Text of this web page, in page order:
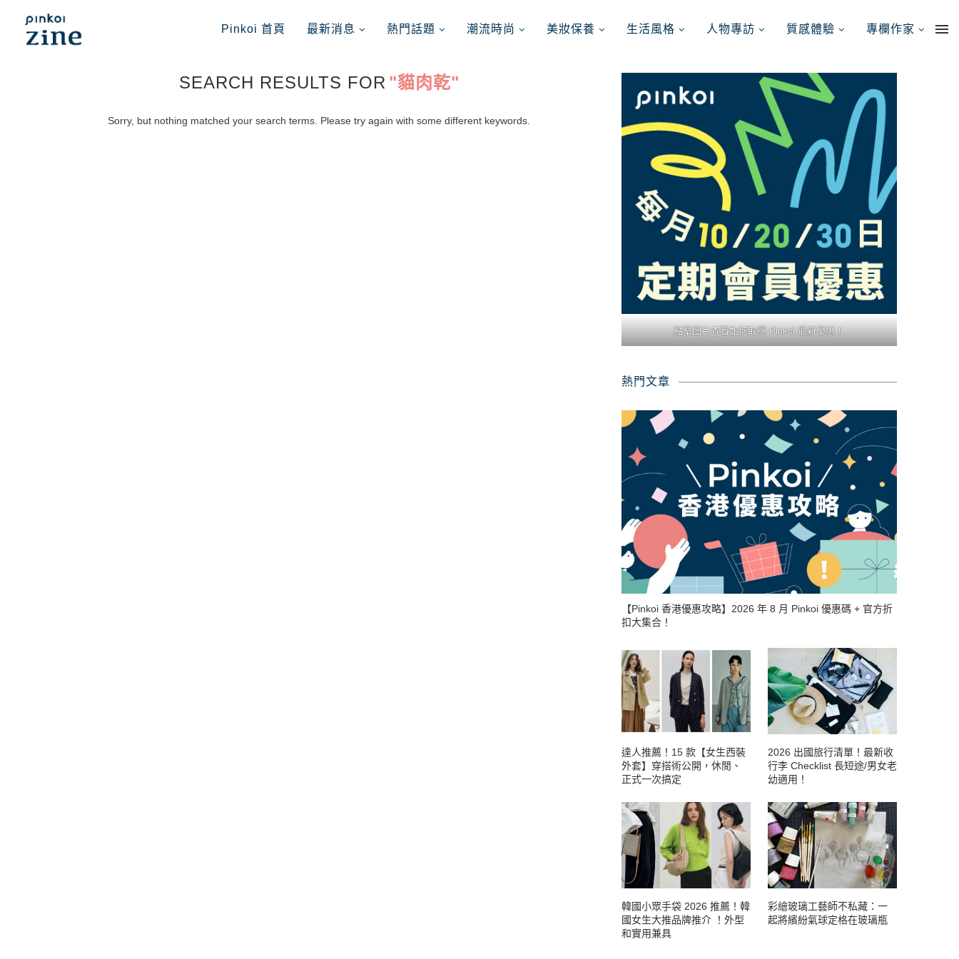
Pinkoi 首頁 最新消息 熱門話題 潮流時尚 美妝保養 生活風格 人物專訪 質感體驗 專欄作家
SEARCH RESULTS FOR "貓肉乾"
Sorry, but nothing matched your search terms. Please try again with some different keywords.
點擊圖片查看如何取得 Pinkoi 最新優惠！
熱門文章
【Pinkoi 香港優惠攻略】2026 年 8 月 Pinkoi 優惠碼 + 官方折
扣大集合！
達人推薦！15 款【女生西裝
外套】穿搭術公開，休閒、
正式一次搞定
2026 出國旅行清單！最新收
行李 Checklist 長短途/男女老
幼適用！
韓國小眾手袋 2026 推薦！韓
國女生大推品牌推介 ！外型
和實用兼具
彩繪玻璃工藝師不私藏：一
起將繽紛氣球定格在玻璃瓶